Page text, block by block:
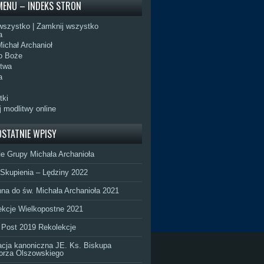
1Jana-
barnaba.org.pl/
dzieła miłosierdzia 1,5% swojego podatku
– INDEKS STRON
Zamknij wszystko
Archanioł
Boże
modlitwy online
WPISY
Grupy Michała Archanioła
– Lędziny 2022
do św. Michała Archanioła 2021
Wielkopostne 2021
2019 Rekolekcje
kanoniczna JE. Ks. Biskupa
Olszowskiego